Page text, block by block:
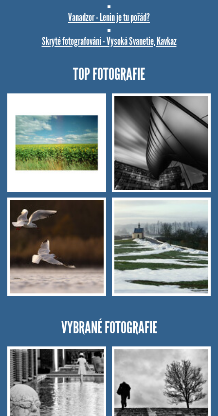
Vanadzor - Lenin je tu pořád?
Skryté fotografování - Vysoká Svanetie, Kavkaz
TOP FOTOGRAFIE
VYBRANÉ FOTOGRAFIE